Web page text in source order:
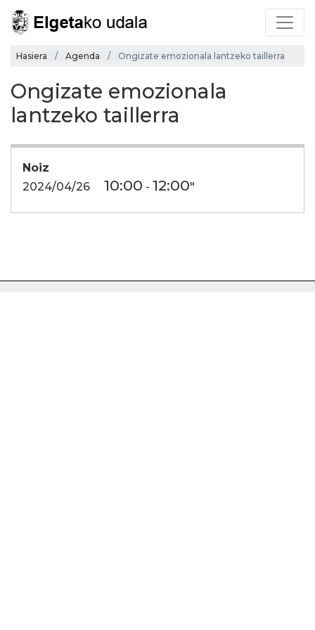
Hasiera Agenda Ongizate emozionala lantzeko taillerra
Ongizate emozionala
lantzeko taillerra
Noiz
2024/04/26
10:00 - 12:00"